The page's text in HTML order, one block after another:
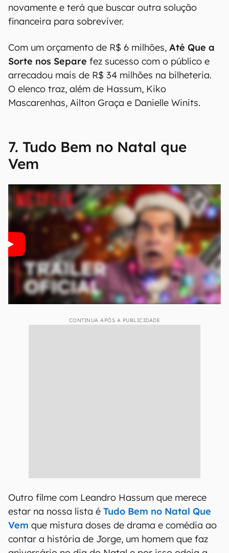
novamente e terá que buscar outra solução
financeira para sobreviver.
Com um orçamento de R$ 6 milhões, Até Que a
Sorte nos Separe fez sucesso com o público e
arrecadou mais de R$ 34 milhões na bilheteria.
O elenco traz, além de Hassum, Kiko
Mascarenhas, Ailton Graça e Danielle Winits.
7. Tudo Bem no Natal que
Vem
CONTINUA APÓS A PUBLICIDADE
Outro filme com Leandro Hassum que merece
estar na nossa lista é Tudo Bem no Natal Que
Vem que mistura doses de drama e comédia ao
contar a história de Jorge, um homem que faz